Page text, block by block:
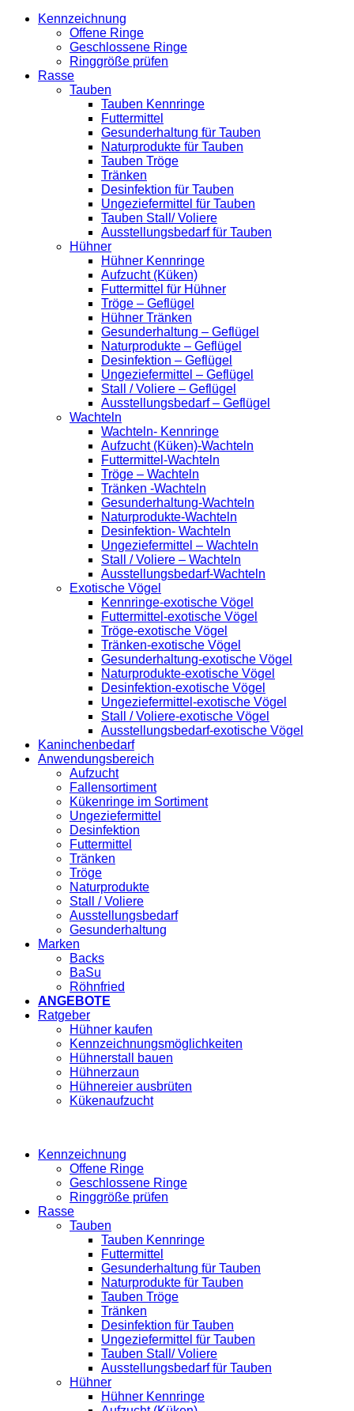
Kennzeichnung
Offene Ringe
Geschlossene Ringe
Ringgröße prüfen
Rasse
Tauben
Tauben Kennringe
Futtermittel
Gesunderhaltung für Tauben
Naturprodukte für Tauben
Tauben Tröge
Tränken
Desinfektion für Tauben
Ungeziefermittel für Tauben
Tauben Stall/ Voliere
Ausstellungsbedarf für Tauben
Hühner
Hühner Kennringe
Aufzucht (Küken)
Futtermittel für Hühner
Tröge – Geflügel
Hühner Tränken
Gesunderhaltung – Geflügel
Naturprodukte – Geflügel
Desinfektion – Geflügel
Ungeziefermittel – Geflügel
Stall / Voliere – Geflügel
Ausstellungsbedarf – Geflügel
Wachteln
Wachteln- Kennringe
Aufzucht (Küken)-Wachteln
Futtermittel-Wachteln
Tröge – Wachteln
Tränken -Wachteln
Gesunderhaltung-Wachteln
Naturprodukte-Wachteln
Desinfektion- Wachteln
Ungeziefermittel – Wachteln
Stall / Voliere – Wachteln
Ausstellungsbedarf-Wachteln
Exotische Vögel
Kennringe-exotische Vögel
Futtermittel-exotische Vögel
Tröge-exotische Vögel
Tränken-exotische Vögel
Gesunderhaltung-exotische Vögel
Naturprodukte-exotische Vögel
Desinfektion-exotische Vögel
Ungeziefermittel-exotische Vögel
Stall / Voliere-exotische Vögel
Ausstellungsbedarf-exotische Vögel
Kaninchenbedarf
Anwendungsbereich
Aufzucht
Fallensortiment
Kükenringe im Sortiment
Ungeziefermittel
Desinfektion
Futtermittel
Tränken
Tröge
Naturprodukte
Stall / Voliere
Ausstellungsbedarf
Gesunderhaltung
Marken
Backs
BaSu
Röhnfried
ANGEBOTE
Ratgeber
Hühner kaufen
Kennzeichnungsmöglichkeiten
Hühnerstall bauen
Hühnerzaun
Hühnereier ausbrüten
Kükenaufzucht
Kennzeichnung
Offene Ringe
Geschlossene Ringe
Ringgröße prüfen
Rasse
Tauben
Tauben Kennringe
Futtermittel
Gesunderhaltung für Tauben
Naturprodukte für Tauben
Tauben Tröge
Tränken
Desinfektion für Tauben
Ungeziefermittel für Tauben
Tauben Stall/ Voliere
Ausstellungsbedarf für Tauben
Hühner
Hühner Kennringe